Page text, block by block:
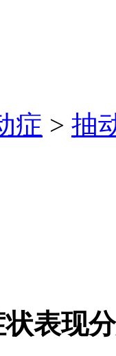
症 > 抽
表现